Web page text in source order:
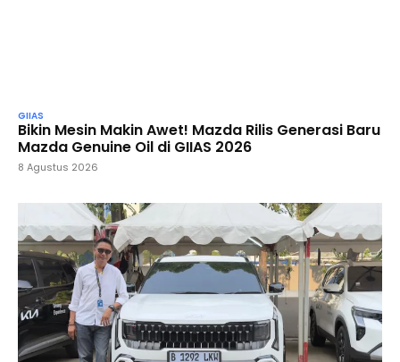
GIIAS
Bikin Mesin Makin Awet! Mazda Rilis Generasi Baru
Mazda Genuine Oil di GIIAS 2026
8 Agustus 2026